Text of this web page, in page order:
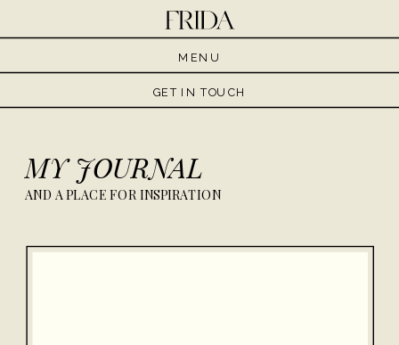
GET IN TOUCH
MENU
MY JOURNAL
AND A PLACE FOR INSPIRATION